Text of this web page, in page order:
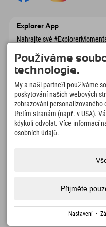
Explorer App
Nahrajte své
seznamem míst, která chcete
přehledem restaurací a
věcmi. Stáhněte si hned!
Čas na chvilky objevitelů
166
Horská jezera a
dobrodružné bazény
Stezky pro pěší turistiku a
Impressum Ochrana Přístupnost
Používáme
technologie.
My a naši partneři používáme
poskytování našich webových
zobrazování
třetím stranám (např. v USA).
kdykoli odvolat. Více informací
osobních údajů.
Přijměte
Nastavení ·